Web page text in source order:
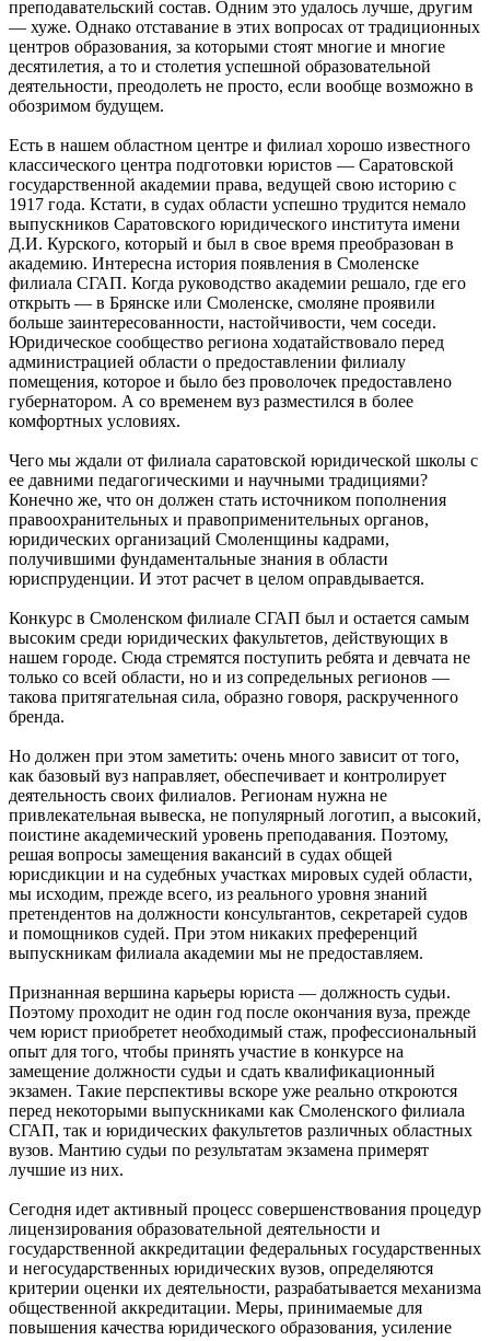
преподавательский состав. Одним это удалось лучше, другим
— хуже. Однако отставание в этих вопросах от традиционных
центров образования, за которыми стоят многие и многие
десятилетия, а то и столетия успешной образовательной
деятельности, преодолеть не просто, если вообще возможно в
обозримом будущем.
Есть в нашем областном центре и филиал хорошо известного
классического центра подготовки юристов — Саратовской
государственной академии права, ведущей свою историю с
1917 года. Кстати, в судах области успешно трудится немало
выпускников Саратовского юридического института имени
Д.И. Курского, который и был в свое время преобразован в
академию. Интересна история появления в Смоленске
филиала СГАП. Когда руководство академии решало, где его
открыть — в Брянске или Смоленске, смоляне проявили
больше заинтересованности, настойчивости, чем соседи.
Юридическое сообщество региона ходатайствовало перед
администрацией области о предоставлении филиалу
помещения, которое и было без проволочек предоставлено
губернатором. А со временем вуз разместился в более
комфортных условиях.
Чего мы ждали от филиала саратовской юридической школы с
ее давними педагогическими и научными традициями?
Конечно же, что он должен стать источником пополнения
правоохранительных и правоприменительных органов,
юридических организаций Смоленщины кадрами,
получившими фундаментальные знания в области
юриспруденции. И этот расчет в целом оправдывается.
Конкурс в Смоленском филиале СГАП был и остается самым
высоким среди юридических факультетов, действующих в
нашем городе. Сюда стремятся поступить ребята и девчата не
только со всей области, но и из сопредельных регионов —
такова притягательная сила, образно говоря, раскрученного
бренда.
Но должен при этом заметить: очень много зависит от того,
как базовый вуз направляет, обеспечивает и контролирует
деятельность своих филиалов. Регионам нужна не
привлекательная вывеска, не популярный логотип, а высокий,
поистине академический уровень преподавания. Поэтому,
решая вопросы замещения вакансий в судах общей
юрисдикции и на судебных участках мировых судей области,
мы исходим, прежде всего, из реального уровня знаний
претендентов на должности консультантов, секретарей судов
и помощников судей. При этом никаких преференций
выпускникам филиала академии мы не предоставляем.
Признанная вершина карьеры юриста — должность судьи.
Поэтому проходит не один год после окончания вуза, прежде
чем юрист приобретет необходимый стаж, профессиональный
опыт для того, чтобы принять участие в конкурсе на
замещение должности судьи и сдать квалификационный
экзамен. Такие перспективы вскоре уже реально откроются
перед некоторыми выпускниками как Смоленского филиала
СГАП, так и юридических факультетов различных областных
вузов. Мантию судьи по результатам экзамена примерят
лучшие из них.
Сегодня идет активный процесс совершенствования процедур
лицензирования образовательной деятельности и
государственной аккредитации федеральных государственных
и негосударственных юридических вузов, определяются
критерии оценки их деятельности, разрабатывается механизма
общественной аккредитации. Меры, принимаемые для
повышения качества юридического образования, усиление